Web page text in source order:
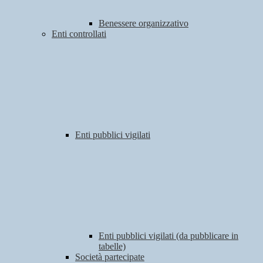
Benessere organizzativo
Enti controllati
Enti pubblici vigilati
Enti pubblici vigilati (da pubblicare in
tabelle)
Società partecipate